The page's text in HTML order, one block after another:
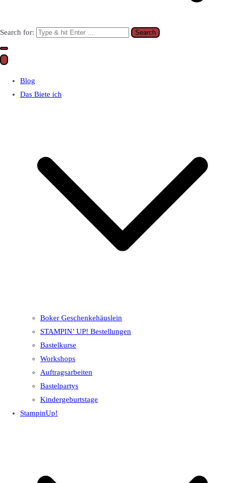
Search for:
Blog
Das Biete ich
Boker Geschenkehäuslein
STAMPIN’ UP! Bestellungen
Bastelkurse
Workshops
Auftragsarbeiten
Bastelpartys
Kindergeburtstage
StampinUp!